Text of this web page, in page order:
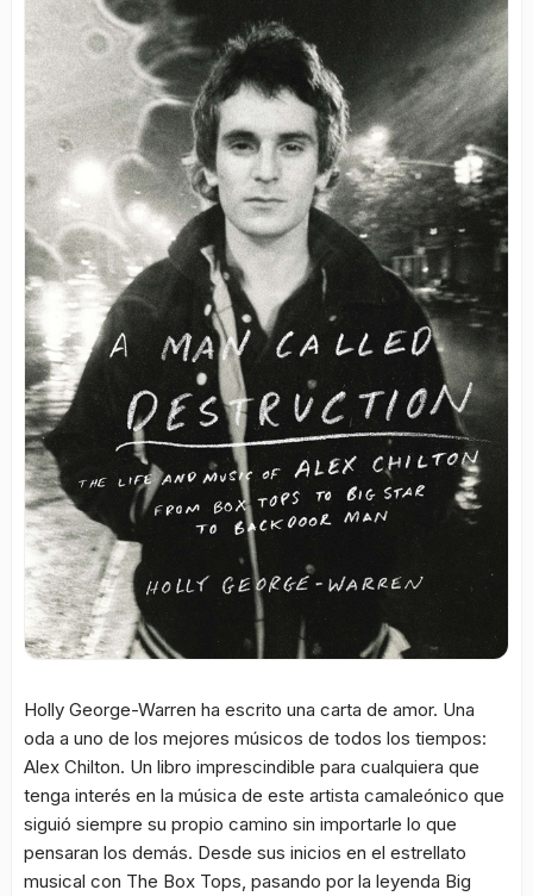
Holly George-Warren ha escrito una carta de amor. Una
oda a uno de los mejores músicos de todos los tiempos:
Alex Chilton. Un libro imprescindible para cualquiera que
tenga interés en la música de este artista camaleónico que
siguió siempre su propio camino sin importarle lo que
pensaran los demás. Desde sus inicios en el estrellato
musical con The Box Tops, pasando por la leyenda Big